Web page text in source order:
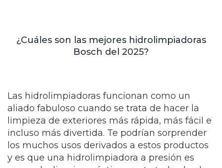
¿Cuáles son las mejores hidrolimpiadoras
Bosch del 2025?
Las hidrolimpiadoras funcionan como un
aliado fabuloso cuando se trata de hacer la
limpieza de exteriores más rápida, más fácil e
incluso más divertida. Te podrían sorprender
los muchos usos derivados a estos productos
y es que una hidrolimpiadora a presión es